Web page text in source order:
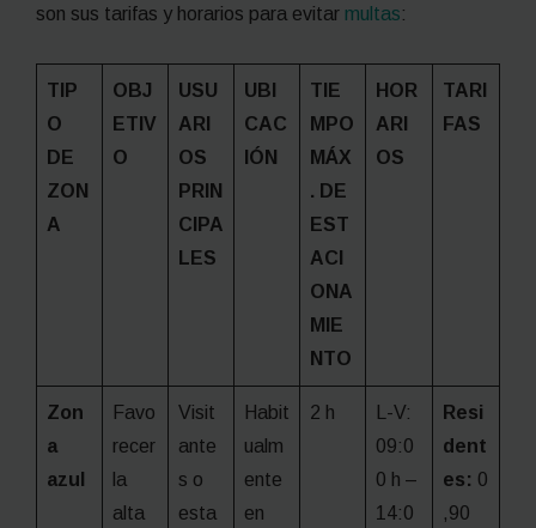
son sus tarifas y horarios para evitar multas:
TIP
O
DE
ZON
A
OBJ
ETIV
O
USU
ARI
OS
PRIN
CIPA
LES
UBI
CAC
IÓN
TIE
MPO
MÁX
. DE
EST
ACI
ONA
MIE
NTO
HOR
ARI
OS
TARI
FAS
Zon
a
azul
Favo
recer
la
alta
Visit
ante
s o
esta
Habit
ualm
ente
en
2 h
L-V:
09:0
0 h –
14:0
Resi
dent
es: 0
,90